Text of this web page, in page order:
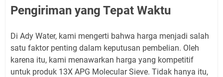
Pengiriman yang Tepat Waktu
Di Ady Water, kami mengerti bahwa harga menjadi salah
satu faktor penting dalam keputusan pembelian. Oleh
karena itu, kami menawarkan harga yang kompetitif
untuk produk 13X APG Molecular Sieve. Tidak hanya itu,